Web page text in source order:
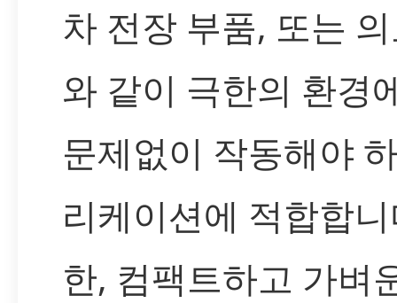
차 전장 부품, 또는
와 같이 극한의 환경
문제없이 작동해야
리케이션에 적합합
한, 컴팩트하고 가벼